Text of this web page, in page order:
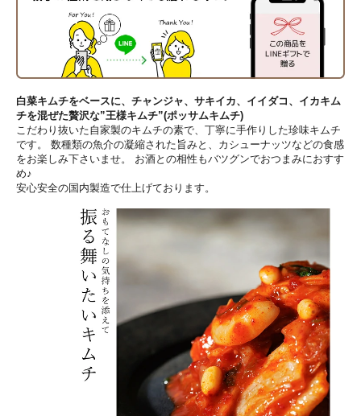
白菜キムチをベースに、チャンジャ、サキイカ、イイダコ、イカキム
チを混ぜた贅沢な”王様キムチ”(ポッサムキムチ)
こだわり抜いた自家製のキムチの素で、丁寧に手作りした珍味キムチ
です。 数種類の魚介の凝縮された旨みと、カシューナッツなどの食感
をお楽しみ下さいませ。 お酒との相性もバツグンでおつまみにおすす
め♪
安心安全の国内製造で仕上げております。